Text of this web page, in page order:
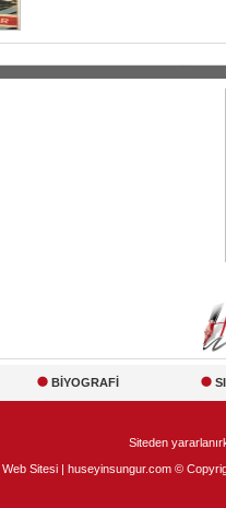
BİYOGRAFİ
Siteden
Sitesi | huseyinsungur.com ©